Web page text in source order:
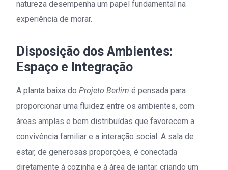
natureza desempenha um papel fundamental na
experiência de morar.
Disposição dos Ambientes:
Espaço e Integração
A planta baixa do Projeto Berlim é pensada para
proporcionar uma fluidez entre os ambientes, com
áreas amplas e bem distribuídas que favorecem a
convivência familiar e a interação social. A sala de
estar, de generosas proporções, é conectada
diretamente à cozinha e à área de jantar, criando um